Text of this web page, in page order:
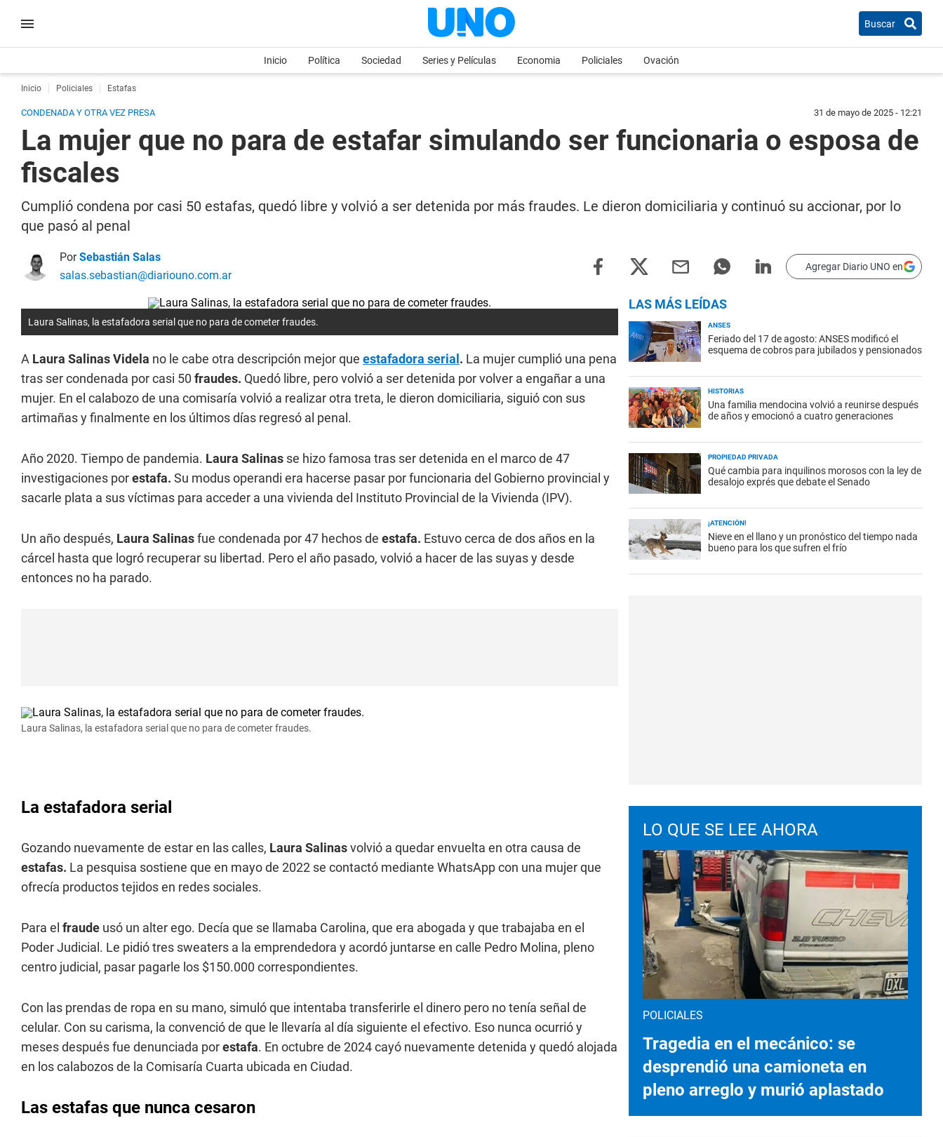
Buscar
Inicio Política Sociedad Series y Películas Economia Policiales Ovación
Inicio Policiales Estafas
CONDENADA Y OTRA VEZ PRESA 31 de mayo de 2025 - 12:21
La mujer que no para de estafar simulando ser funcionaria o esposa de
fiscales
Cumplió condena por casi 50 estafas, quedó libre y volvió a ser detenida por más fraudes. Le dieron domiciliaria y continuó su accionar, por lo
que pasó al penal
PorSebastián Salas
salas.sebastian@diariouno.com.ar
Agregar Diario UNO en
Laura Salinas, la estafadora serial que no para de cometer fraudes.
A Laura Salinas Videla no le cabe otra descripción mejor que estafadora serial . La mujer cumplió una pena
tras ser condenada por casi 50 fraudes. Quedó libre, pero volvió a ser detenida por volver a engañar a una
mujer. En el calabozo de una comisaría volvió a realizar otra treta, le dieron domiciliaria, siguió con sus
artimañas y finalmente en los últimos días regresó al penal.
Año 2020. Tiempo de pandemia. Laura Salinas se hizo famosa tras ser detenida en el marco de 47
investigaciones porestafa. Su modus operandi era hacerse pasar por funcionaria del Gobierno provincial y
sacarle plata a sus víctimas para acceder a una vivienda del Instituto Provincial de la Vivienda (IPV).
Un año después, Laura Salinasfue condenada por 47 hechos de estafa. Estuvo cerca de dos años en la
cárcel hasta que logró recuperar su libertad. Pero el año pasado, volvió a hacer de las suyas y desde
entonces no ha parado.
Laura Salinas, la estafadora serial que no para de cometer fraudes.
La estafadora serial
Gozando nuevamente de estar en las calles, Laura Salinasvolvió a quedar envuelta en otra causa de
estafas. La pesquisa sostiene que en mayo de 2022 se contactó mediante WhatsApp con una mujer que
ofrecía productos tejidos en redes sociales.
Para el fraude usó un alter ego. Decía que se llamaba Carolina, que era abogada y que trabajaba en el
Poder Judicial. Le pidió tres sweaters a la emprendedora y acordó juntarse en calle Pedro Molina, pleno
centro judicial, pasar pagarle los $150.000 correspondientes.
Con las prendas de ropa en su mano, simuló que intentaba transferirle el dinero pero no tenía señal de
celular. Con su carisma, la convenció de que le llevaría al día siguiente el efectivo. Eso nunca ocurrió y
meses después fue denunciada porestafa. En octubre de 2024 cayó nuevamente detenida y quedó alojada
en los calabozos de la Comisaría Cuarta ubicada en Ciudad.
Las estafas que nunca cesaron
LAS MÁS LEÍDAS
ANSES
Feriado del 17 de agosto: ANSES modificó el
esquema de cobros para jubilados y pensionados
HISTORIAS
Una familia mendocina volvió a reunirse después
de años y emocionó a cuatro generaciones
PROPIEDAD PRIVADA
Qué cambia para inquilinos morosos con la ley de
desalojo exprés que debate el Senado
¡ATENCIÓN!
Nieve en el llano y un pronóstico del tiempo nada
bueno para los que sufren el frío
LO QUE SE LEE AHORA
POLICIALES
Tragedia en el mecánico: se
desprendió una camioneta en
pleno arreglo y murió aplastado